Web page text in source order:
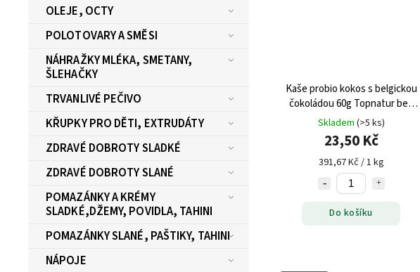
OLEJE, OCTY
POLOTOVARY A SMĚSI
NÁHRAŽKY MLÉKA, SMETANY,
ŠLEHAČKY
TRVANLIVÉ PEČIVO
KŘUPKY PRO DĚTI, EXTRUDÁTY
ZDRAVÉ DOBROTY SLADKÉ
ZDRAVÉ DOBROTY SLANÉ
POMAZÁNKY A KRÉMY
SLADKÉ,DŽEMY, POVIDLA, TAHINI
POMAZÁNKY SLANÉ, PAŠTIKY, TAHINI
NÁPOJE
Kaše probio kokos s belgickou
čokoládou 60g Topnatur bez
lepku
Skladem (>5 ks)
23,50 Kč
391,67 Kč / 1 kg
Do košíku